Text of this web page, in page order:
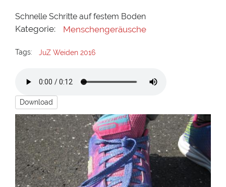
Schnelle Schritte auf festem Boden
Kategorie: Menschengeräusche
Tags: JuZ Weiden 2016
Download